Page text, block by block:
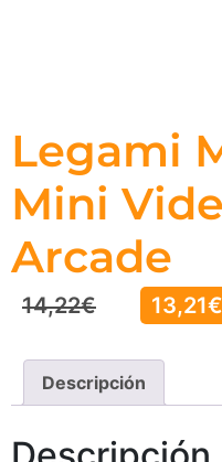
Legami
Mini
Arcade
14,22€ 13,21€
Descripción